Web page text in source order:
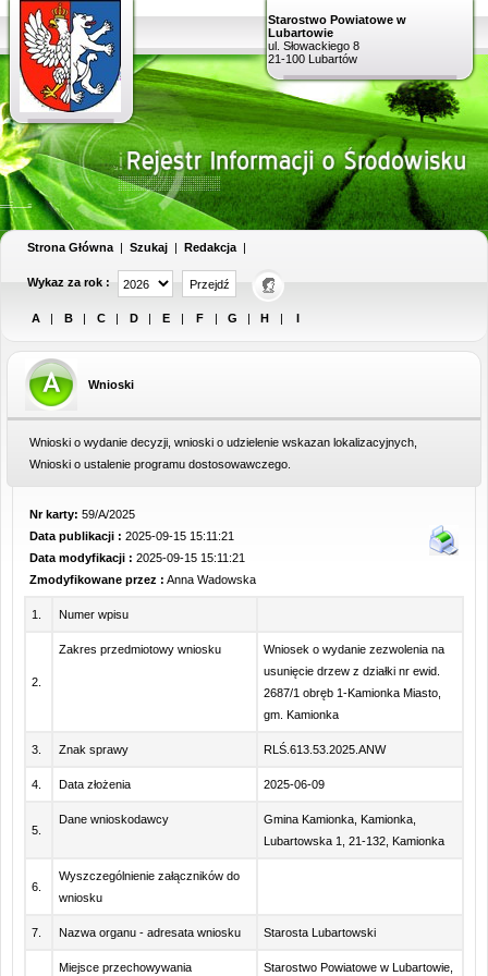
Starostwo Powiatowe w
Lubartowie
ul. Słowackiego 8
21-100 Lubartów
Strona Główna | Szukaj | Redakcja |
Wykaz za rok :
A | B | C | D | E | F | G | H | I
Wnioski
Wnioski o wydanie decyzji, wnioski o udzielenie wskazan lokalizacyjnych,
Wnioski o ustalenie programu dostosowawczego.
Nr karty: 59/A/2025
Data publikacji : 2025-09-15 15:11:21
Data modyfikacji : 2025-09-15 15:11:21
Zmodyfikowane przez : Anna Wadowska
1. Numer wpisu
2.
Zakres przedmiotowy wniosku
Wniosek o wydanie zezwolenia na
usunięcie drzew z działki nr ewid.
2687/1 obręb 1-Kamionka Miasto,
gm. Kamionka
3. Znak sprawy RLŚ.613.53.2025.ANW
4. Data złożenia 2025-06-09
5.
Dane wnioskodawcy
Gmina Kamionka, Kamionka,
Lubartowska 1, 21-132, Kamionka
6.
Wyszczególnienie załączników do
wniosku
7. Nazwa organu - adresata wniosku Starosta Lubartowski
Miejsce przechowywania Starostwo Powiatowe w Lubartowie,